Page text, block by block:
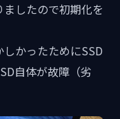
したので初期化を
かったためにSSD
自体が故障（劣